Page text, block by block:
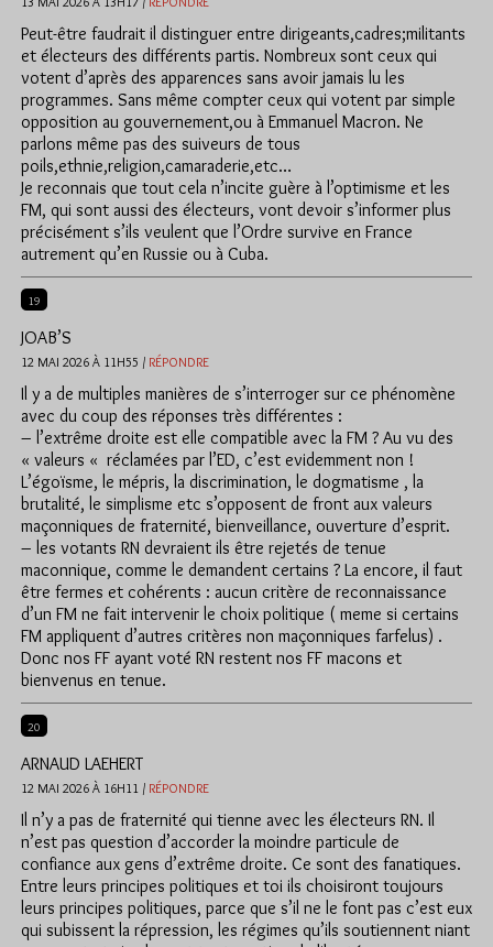
Peut-être faudrait il distinguer entre dirigeants,cadres;militants
et électeurs des différents partis. Nombreux sont ceux qui
votent d’après des apparences sans avoir jamais lu les
programmes. Sans même compter ceux qui votent par simple
opposition au gouvernement,ou à Emmanuel Macron. Ne
parlons même pas des suiveurs de tous
poils,ethnie,religion,camaraderie,etc…
Je reconnais que tout cela n’incite guère à l’optimisme et les
FM, qui sont aussi des électeurs, vont devoir s’informer plus
précisément s’ils veulent que l’Ordre survive en France
autrement qu’en Russie ou à Cuba.
19
JOAB’S
12 MAI 2026 À 11H55 / RÉPONDRE
Il y a de multiples manières de s’interroger sur ce phénomène
avec du coup des réponses très différentes :
– l’extrême droite est elle compatible avec la FM ? Au vu des
« valeurs « réclamées par l’ED, c’est evidemment non !
L’égoïsme, le mépris, la discrimination, le dogmatisme , la
brutalité, le simplisme etc s’opposent de front aux valeurs
maçonniques de fraternité, bienveillance, ouverture d’esprit.
– les votants RN devraient ils être rejetés de tenue
maconnique, comme le demandent certains ? La encore, il faut
être fermes et cohérents : aucun critère de reconnaissance
d’un FM ne fait intervenir le choix politique ( meme si certains
FM appliquent d’autres critères non maçonniques farfelus) .
Donc nos FF ayant voté RN restent nos FF macons et
bienvenus en tenue.
20
ARNAUD LAEHERT
12 MAI 2026 À 16H11 / RÉPONDRE
Il n’y a pas de fraternité qui tienne avec les électeurs RN. Il
n’est pas question d’accorder la moindre particule de
confiance aux gens d’extrême droite. Ce sont des fanatiques.
Entre leurs principes politiques et toi ils choisiront toujours
leurs principes politiques, parce que s’il ne le font pas c’est eux
qui subissent la répression, les régimes qu’ils soutiennent niant